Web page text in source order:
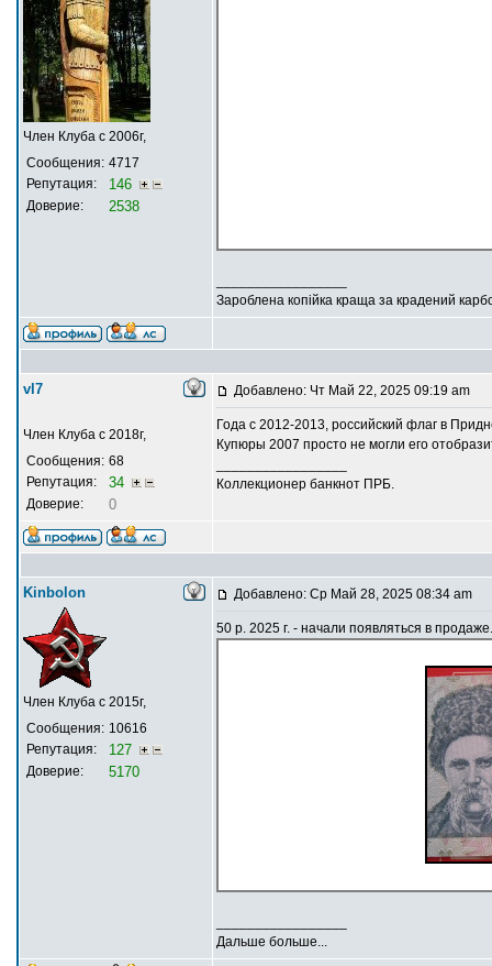
Член Клуба с 2006г,
Сообщения: 4717
Репутация:
146
Доверие: 2538
Зароблена копійка краща за крадений
vl7
Член Клуба с 2018г,
Сообщения: 68
Репутация:
34
Доверие: 0
Добавлено: Чт Май 22, 2025 09:19 am
Года с 2012-2013, российский флаг в
Купюры 2007 просто не могли его
Коллекционер банкнот ПРБ.
Kinbolon
Член Клуба с 2015г,
Сообщения: 10616
Репутация:
127
Доверие: 5170
Добавлено: Ср Май 28, 2025 08:34 am
50 р. 2025 г. - начали появляться в
Дальше больше...